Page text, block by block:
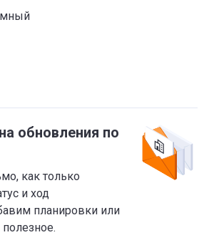
обновления по
как только
и ход
планировки или